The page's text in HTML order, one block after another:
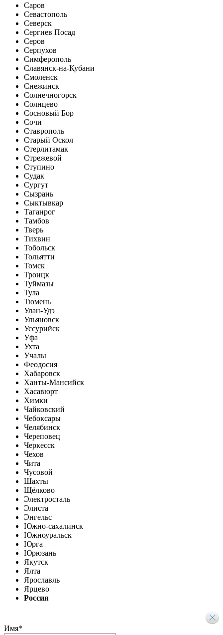
Саров
Севастополь
Северск
Сергиев Посад
Серов
Серпухов
Симферополь
Славянск-на-Кубани
Смоленск
Снежинск
Солнечногорск
Солнцево
Сосновый Бор
Сочи
Ставрополь
Старый Оскол
Стерлитамак
Стрежевой
Ступино
Судак
Сургут
Сызрань
Сыктывкар
Таганрог
Тамбов
Тверь
Тихвин
Тобольск
Тольятти
Томск
Троицк
Туймазы
Тула
Тюмень
Улан-Удэ
Ульяновск
Уссурийск
Уфа
Ухта
Учалы
Феодосия
Хабаровск
Ханты-Мансийск
Хасавюрт
Химки
Чайковский
Чебоксары
Челябинск
Череповец
Черкесск
Чехов
Чита
Чусовой
Шахты
Щёлково
Электросталь
Элиста
Энгельс
Южно-сахалинск
Южноуральск
Юрга
Юрюзань
Якутск
Ялта
Ярославль
Ярцево
Россия
Имя*